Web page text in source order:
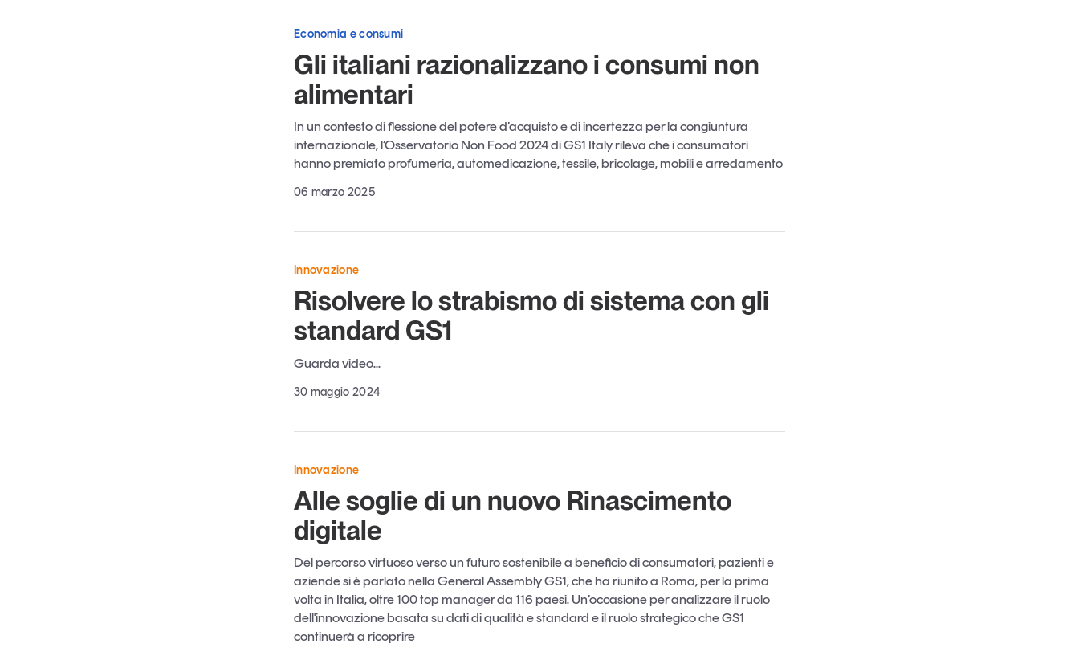
Economia e consumi
Gli italiani razionalizzano i consumi non
alimentari
In un contesto di flessione del potere d’acquisto e di incertezza per la congiuntura
internazionale, l’Osservatorio Non Food 2024 di GS1 Italy rileva che i consumatori
hanno premiato profumeria, automedicazione, tessile, bricolage, mobili e arredamento
06 marzo 2025
Innovazione
Risolvere lo strabismo di sistema con gli
standard GS1
Guarda video...
30 maggio 2024
Innovazione
Alle soglie di un nuovo Rinascimento
digitale
Del percorso virtuoso verso un futuro sostenibile a beneficio di consumatori, pazienti e
aziende si è parlato nella General Assembly GS1, che ha riunito a Roma, per la prima
volta in Italia, oltre 100 top manager da 116 paesi. Un’occasione per analizzare il ruolo
dell'innovazione basata su dati di qualità e standard e il ruolo strategico che GS1
continuerà a ricoprire